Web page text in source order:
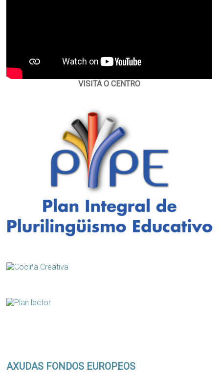
VISITA O CENTRO
AXUDAS FONDOS EUROPEOS